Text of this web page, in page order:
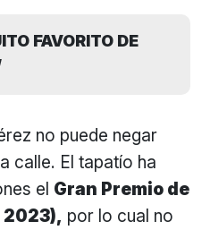
FAVORITO DE
no puede negar
calle. El tapatío ha
el Gran Premio de
2023), por lo cual no